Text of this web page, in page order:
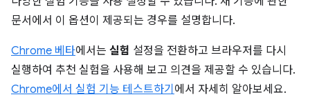
문서에서 이 옵션이 제공되는 경우를 설명합니다.
Chrome 베타에서는 실험 설정을 전환하고 브라우저를 다시
실행하여 추천 실험을 사용해 보고 의견을 제공할 수 있습니다.
Chrome에서 실험 기능 테스트하기 에서 자세히 알아보세요.